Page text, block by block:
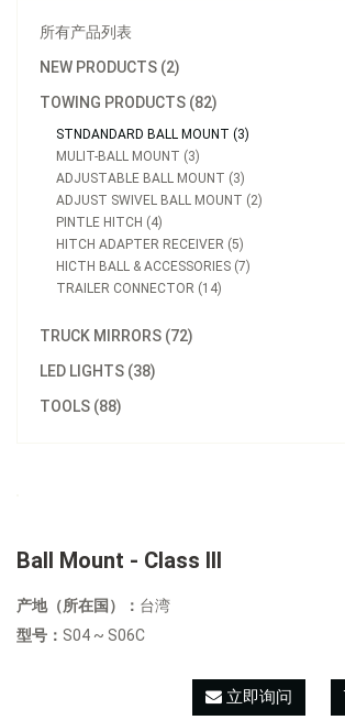
所有产品列表
NEW PRODUCTS (2)
TOWING PRODUCTS (82)
STNDANDARD BALL MOUNT (3)
MULIT-BALL MOUNT (3)
ADJUSTABLE BALL MOUNT (3)
ADJUST SWIVEL BALL MOUNT (2)
PINTLE HITCH (4)
HITCH ADAPTER RECEIVER (5)
HICTH BALL & ACCESSORIES (7)
TRAILER CONNECTOR (14)
TRUCK MIRRORS (72)
LED LIGHTS (38)
TOOLS (88)
Ball Mount - Class III
产地（所在国）： 台湾
型号： S04 ~ S06C
立即询问